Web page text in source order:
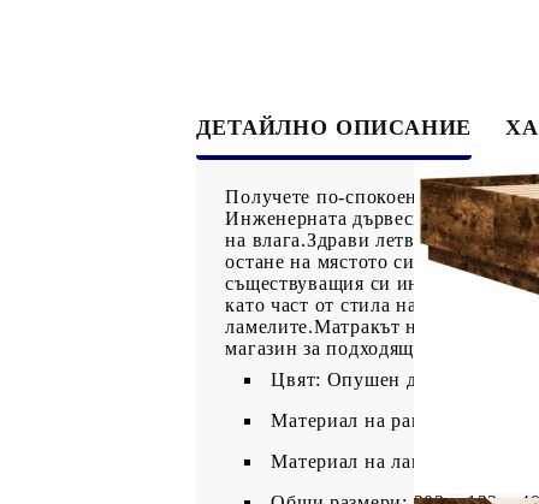
ДЕТАЙЛНО ОПИСАНИЕ
Получете по-спокоен нощен сън
Инженерната дървесина е с
на влага.Здрави летви: Летвите
остане на мястото си при всяко
съществуващия си интериор!
като част от стила на
ламелите.Матракът не е включен
магазин за подходящ матрак.
Цвят: Опушен дъб
Материал на рамката на
Материал на ламела: